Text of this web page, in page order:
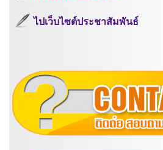
ไปเว็บไซต์ประชาสัมพันธ์